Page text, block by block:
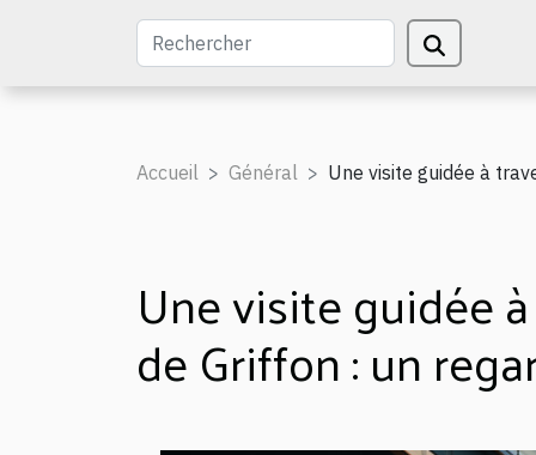
Accueil Général Une visite guidée à
Une visite guidée
de Griffon : un